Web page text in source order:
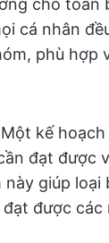
cho toàn
cá nhân
phù hợp
kế
đạt được
giúp loại
được các